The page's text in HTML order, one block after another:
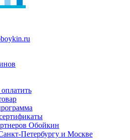
Обойкин
Петербургу и Москве